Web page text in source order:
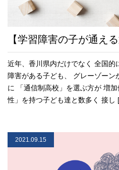
【学習障害の子が通え
近年、香川県内だけでなく 全国的
障害がある子ども、 グレーゾー
に 「通信制高校」を選ぶ方が 増
性」を持つ子ども達と数多く 接
2021.09.15